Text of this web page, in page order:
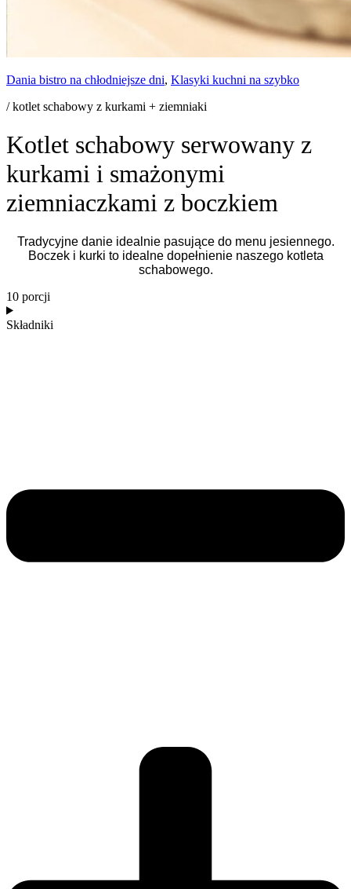
Dania bistro na chłodniejsze dni, Klasyki kuchni na szybko
/ kotlet schabowy z kurkami + ziemniaki
Kotlet schabowy serwowany z
kurkami i smażonymi
ziemniaczkami z boczkiem
Tradycyjne danie idealnie pasujące do menu jesiennego.
Boczek i kurki to idealne dopełnienie naszego kotleta
schabowego.
10 porcji
Składniki